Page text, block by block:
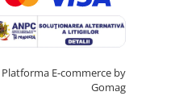
Platforma E-commerce by
Gomag